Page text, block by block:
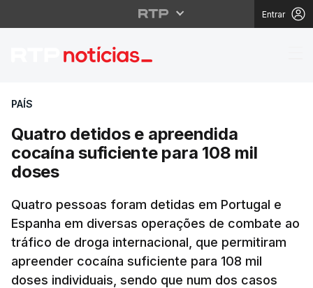
Entrar
Quatro detidos e
PAÍS
Quatro detidos e apreendida
cocaína suficiente para 108 mil
doses
Quatro pessoas foram detidas em Portugal e
Espanha em diversas operações de combate ao
tráfico de droga internacional, que permitiram
apreender cocaína suficiente para 108 mil
doses individuais, sendo que num dos casos